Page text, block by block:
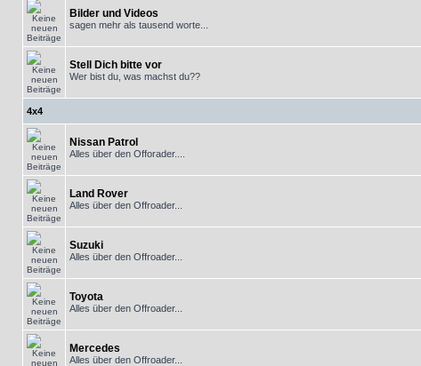
Bilder und Videos
sagen mehr als tausend worte...
Stell Dich bitte vor
Wer bist du, was machst du??
4x4
Nissan Patrol
Alles über den Offorader....
Land Rover
Alles über den Offroader...
Suzuki
Alles über den Offroader...
Toyota
Alles über den Offroader...
Mercedes
Alles über den Offroader...